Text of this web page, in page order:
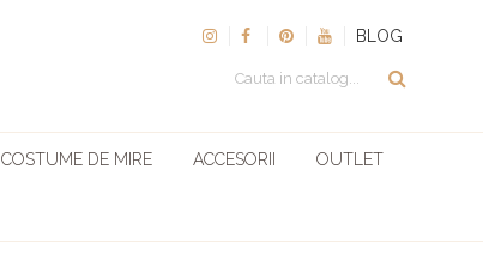
BLOG
COSTUME DE MIRE ACCESORII OUTLET